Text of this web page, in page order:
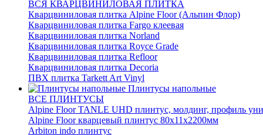
ВСЯ КВАРЦВИНИЛОВАЯ ПЛИТКА
Кварцвиниловая плитка Alpine Floor (Альпин Флор)
Кварцвиниловая плитка Fargo клеевая
Кварцвиниловая плитка Norland
Кварцвиниловая плитка Royce Grade
Кварцвиниловая плитка Refloor
Кварцвиниловая плитка Decoria
ПВХ плитка Tarkett Art Vinyl
Плинтусы напольные
ВСЕ ПЛИНТУСЫ
Alpine Floor TANLE UHD плинтус, молдинг, профиль
Alpine Floor кварцевый плинтус 80х11х2200мм
Arbiton indo плинтус